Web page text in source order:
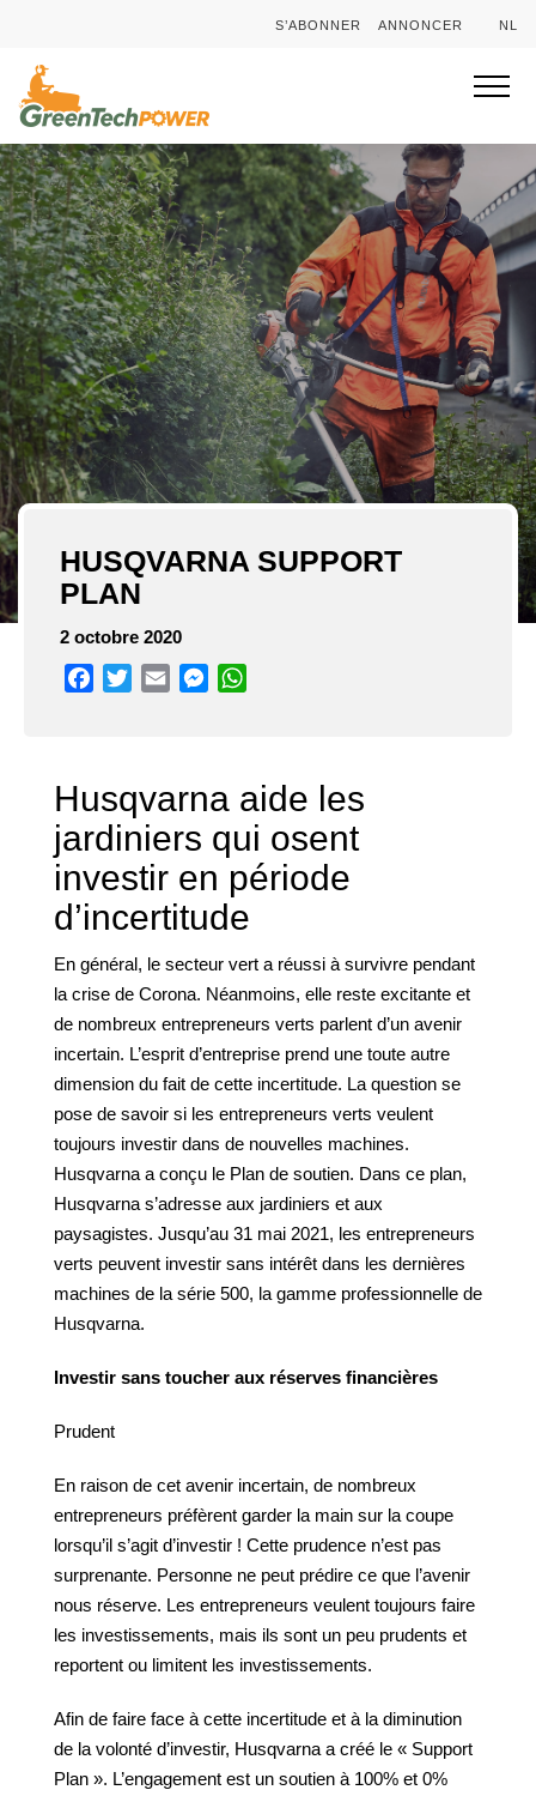
S’ABONNER ANNONCER NL
HUSQVARNA SUPPORT
PLAN
2 octobre 2020
Facebook
TwitterEmail Messenger
Husqvarna aide les
jardiniers qui osent
investir en période
d’incertitude
En général, le secteur vert a réussi à survivre pendant
la crise de Corona. Néanmoins, elle reste excitante et
de nombreux entrepreneurs verts parlent d’un avenir
incertain. L’esprit d’entreprise prend une toute autre
dimension du fait de cette incertitude. La question se
pose de savoir si les entrepreneurs verts veulent
toujours investir dans de nouvelles machines.
Husqvarna a conçu le Plan de soutien. Dans ce plan,
Husqvarna s’adresse aux jardiniers et aux
paysagistes. Jusqu’au 31 mai 2021, les entrepreneurs
verts peuvent investir sans intérêt dans les dernières
machines de la série 500, la gamme professionnelle de
Husqvarna.
Investir sans toucher aux réserves financières
Prudent
En raison de cet avenir incertain, de nombreux
entrepreneurs préfèrent garder la main sur la coupe
lorsqu’il s’agit d’investir ! Cette prudence n’est pas
surprenante. Personne ne peut prédire ce que l’avenir
nous réserve. Les entrepreneurs veulent toujours faire
les investissements, mais ils sont un peu prudents et
reportent ou limitent les investissements.
Afin de faire face à cette incertitude et à la diminution
de la volonté d’investir, Husqvarna a créé le « Support
Plan ». L’engagement est un soutien à 100% et 0%